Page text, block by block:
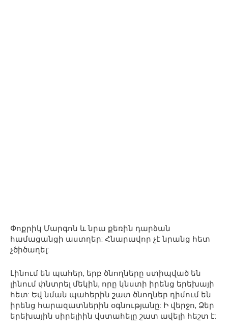
Փոքրիկ Մարգոն և նրա քեռին դարձան
համացանցի աստղեր: Հնարավոր չէ նրանց հետ
չծիծաղել:
Լինում են պահեր, երբ ծնողները ստիպված են
լինում փնտրել մեկին, որը կնստի իրենց երեխայի
հետ: Եվ նման պահերին շատ ծնողներ դիմում են
իրենց հարազատներին օգնությանը: Ի վերջո, Ձեր
երեխային սիրելիին վստահելը շատ ավելի հեշտ է: